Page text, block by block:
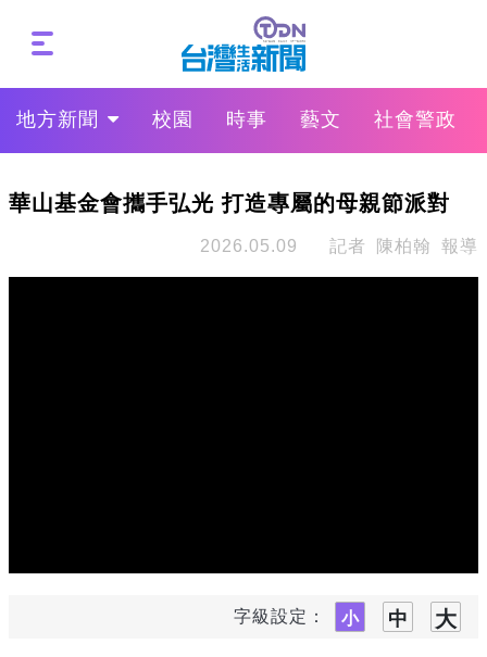
地方新聞 校園 時事 藝文 社會警政
華山基金會攜手弘光 打造專屬的母親節派對
2026.05.09 記者 陳柏翰 報導
字級設定：